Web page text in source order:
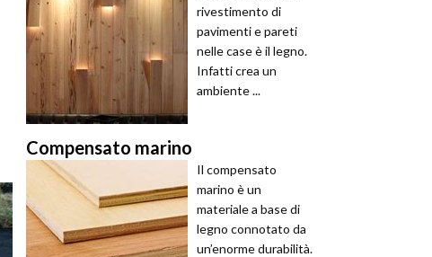
rivestimento di
pavimenti e pareti
nelle case è il legno.
Infatti crea un
ambiente ...
Compensato marino
Il compensato
marino è un
materiale a base di
legno connotato da
un’enorme durabilità.